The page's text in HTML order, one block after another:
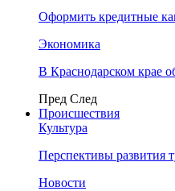
Оформить кредитные
Экономика
В Краснодарском крае
Пред След
Происшествия
Культура
Перспективы развития
Новости